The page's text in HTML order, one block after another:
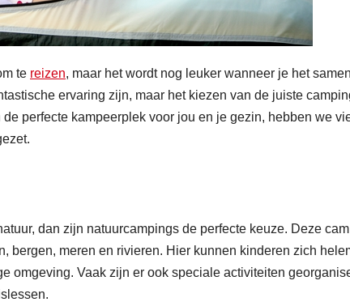
te reizen, maar het wordt nog leuker wanneer je het
ervaring zijn, maar het kiezen van de juiste
perfecte kampeerplek voor jou en je gezin, hebben we
dan zijn natuurcampings de perfecte keuze. Deze
bergen, meren en rivieren. Hier kunnen kinderen zich
omgeving. Vaak zijn er ook speciale activiteiten